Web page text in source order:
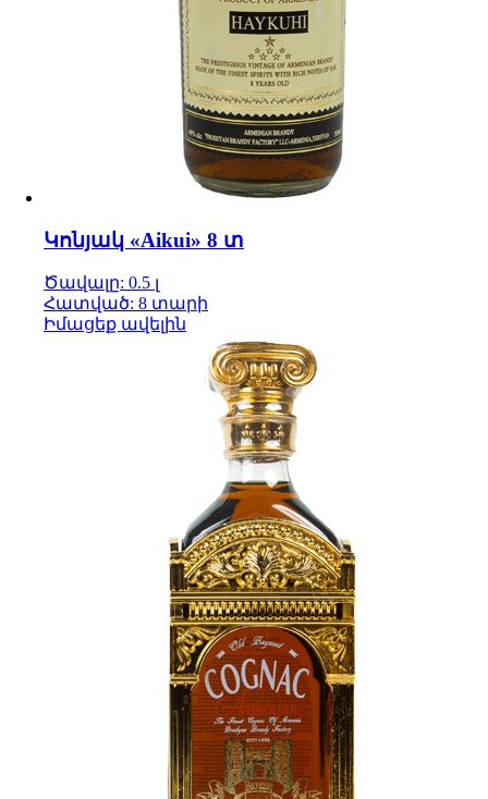
Կոնյակ «Aikui» 8 տ
Ծավալը: 0.5 լ
Հատված: 8 տարի
Իմացեք ավելին